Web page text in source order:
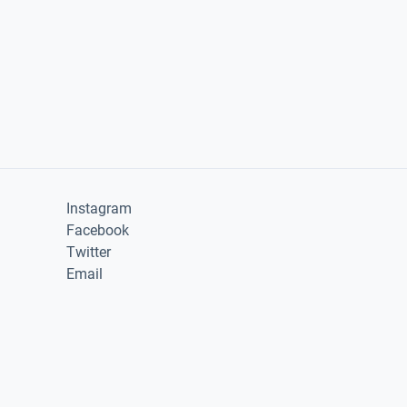
Instagram
Facebook
Twitter
Email